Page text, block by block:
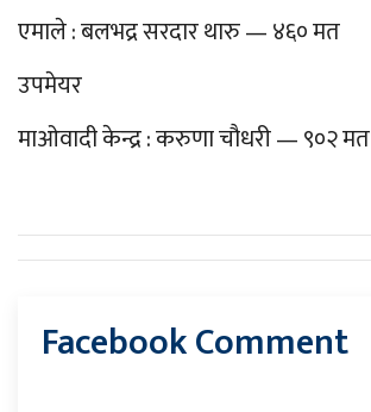
एमाले : बलभद्र सरदार थारु — ४६० मत
उपमेयर
माओवादी केन्द्र : करुणा चौधरी — ९०२ मत
Facebook Comment